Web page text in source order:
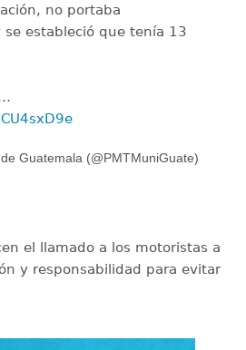
no portaba
estableció que tenía 13
Guatemala (@PMTMuniGuate)
el llamado a los motoristas a
y responsabilidad para evitar